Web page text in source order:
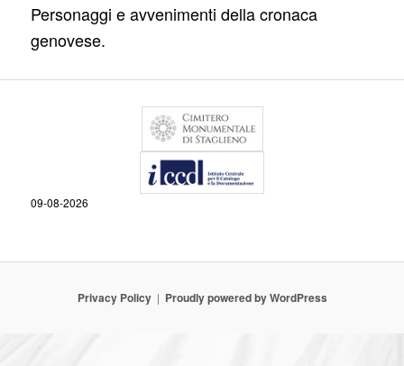
Personaggi e avvenimenti della cronaca
genovese.
09-08-2026
Privacy Policy Proudly powered by WordPress